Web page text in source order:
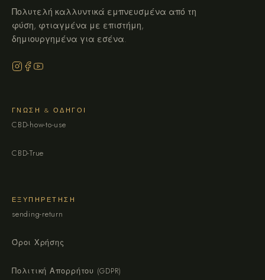
Πολυτελή καλλυντικά εμπνευσμένα από τη
φύση, φτιαγμένα με επιστήμη,
δημιουργημένα για εσένα.
ΓΝΏΣΗ & ΟΔΗΓΟΊ
CBD-how-to-use
CBD-True
ΕΞΥΠΗΡΈΤΗΣΗ
sending-return
Όροι Χρήσης
Πολιτική Απορρήτου (GDPR)